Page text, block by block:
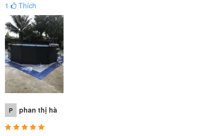
1
Thích
P phan thị hà